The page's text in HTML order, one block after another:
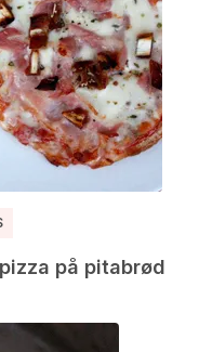
på pitabrød